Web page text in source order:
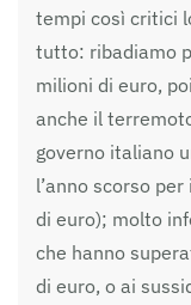
tempi così critici
tutto: ribadiamo
milioni di euro,
anche il
governo italiano
l’anno scorso
di euro); molto
che hanno
di euro, o ai